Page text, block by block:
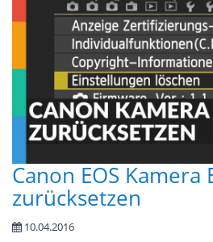
Canon EOS
zurücksetzen
10.04.2016